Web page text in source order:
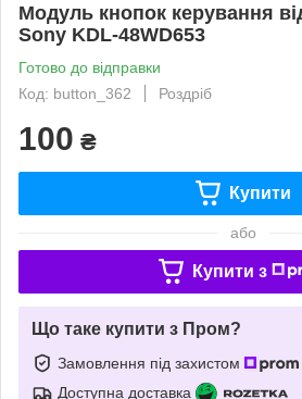
Модуль кнопок керування
Sony KDL-48WD653
Готово до відправки
Код: button_362
Роздріб
100 ₴
Купити
або
Купити з
Що таке купити з Пром?
Замовлення під захистом
Доступна доставка